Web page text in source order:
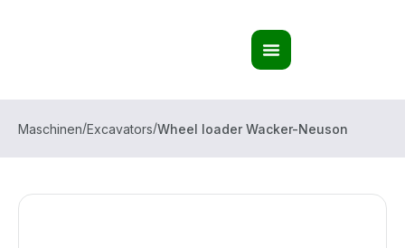
Maschinen/Excavators/Wheel loader Wacker-Neuson